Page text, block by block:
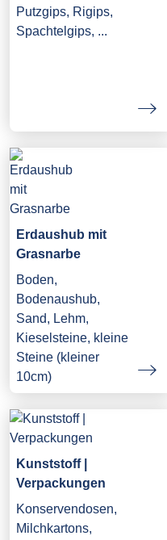
Putzgips, Rigips,
Spachtelgips, ...
Erdaushub mit
Grasnarbe
Boden,
Bodenaushub,
Sand, Lehm,
Kieselsteine, kleine
Steine (kleiner
10cm)
Kunststoff |
Verpackungen
Konservendosen,
Milchkartons,